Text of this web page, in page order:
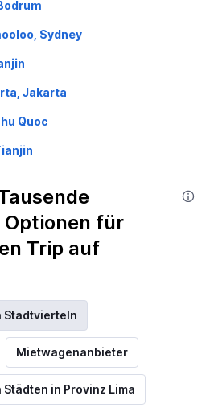
Sydney
Jakarta
Quoc
für
Trip auf
Stadtvierteln
Mietwagenanbieter
in Provinz Lima